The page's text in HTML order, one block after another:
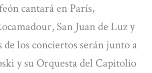
cantará en París,
San Juan de Luz y
de los conciertos serán junto a
y su Orquesta del Capitolio